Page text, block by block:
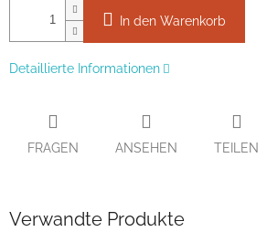
In den Warenkorb
Detaillierte Informationen
FRAGEN ANSEHEN TEILEN
Verwandte Produkte